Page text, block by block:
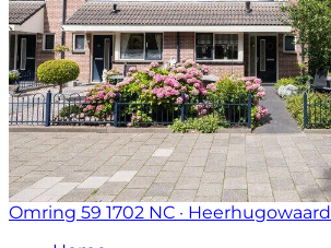
Omring 59 1702 NC · Heerhugowaard